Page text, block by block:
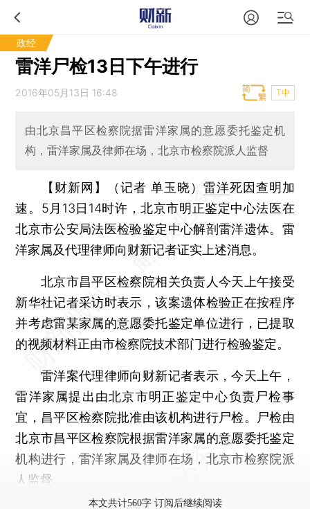
政经
雷洋尸检13日下午进行
2016年05月13日 16:48 T中
由北京昌平区检察院据雷洋家属的意愿委托鉴定机
构，雷洋家属及律师在场，北京市检察院派人监督
【财新网】（记者 单玉晓） 雷洋死因查明加
速。5月13日14时许，北京市明正鉴定中心法医在
北京市公安局法医检验鉴定中心解剖雷洋遗体。雷
洋家属及代理律师向财新记者证实上述消息。
北京市昌平区检察院相关负责人今天上午接受
新华社记者采访时表示，该案遗体检验正在按程序
并考虑雷某家属的意愿委托鉴定单位进行，已提取
的视频材料正由市检察院技术部门进行检验鉴定。
雷洋案代理律师向财新记者表示，今天上午，
雷洋家属提出由北京市明正鉴定中心负责尸检事
宜，昌平区检察院批准由该机构进行尸检。尸检由
北京市昌平区检察院根据雷洋家属的意愿委托鉴定
机构进行，雷洋家属及律师在场，北京市检察院派
人监督。
本文共计560字 订阅后继续阅读